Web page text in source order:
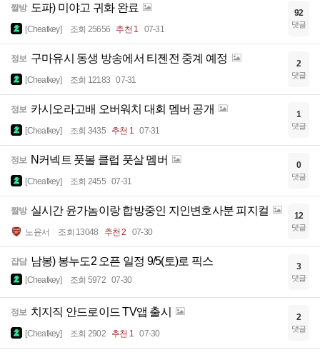
짤방 도파) 미야고 귀화 완료
[Cheatkey] 조회 25656 추천 1 07-31
92
댓글
정보 구마유시 동생 방송에서 티젠전 중계 예정
[Cheatkey] 조회 12183 07-31
2
댓글
정보 카시오라고배 오버워치 대회 멤버 공개
[Cheatkey] 조회 3435 추천 1 07-31
1
댓글
정보 N커넥트 풋볼 클럽 풋살 멤버
[Cheatkey] 조회 2455 07-31
0
댓글
짤방 실시간 윤가놈이랑 합방중인 지인변호사분 피지컬
노윤서 조회 13048 추천 2 07-30
12
댓글
잡담 남봉) 봉누도2 오픈 일정 9/5(토)로 픽스
[Cheatkey] 조회 5972 07-30
3
댓글
정보 치지직 안드로이드 TV앱 출시
[Cheatkey] 조회 2902 추천 1 07-30
2
댓글